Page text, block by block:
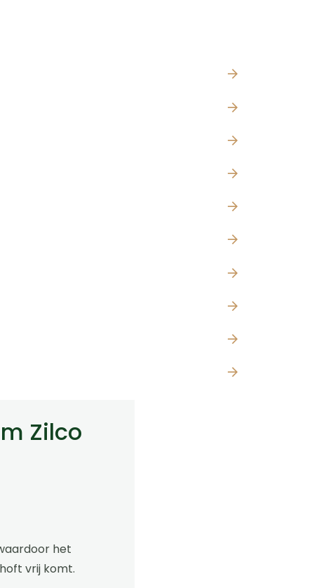
Zilco
het
vrij komt.